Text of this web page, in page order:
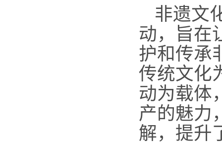
非遗文
动，旨在
护和传承
传统文化
动为载体
产的魅力
解，提升